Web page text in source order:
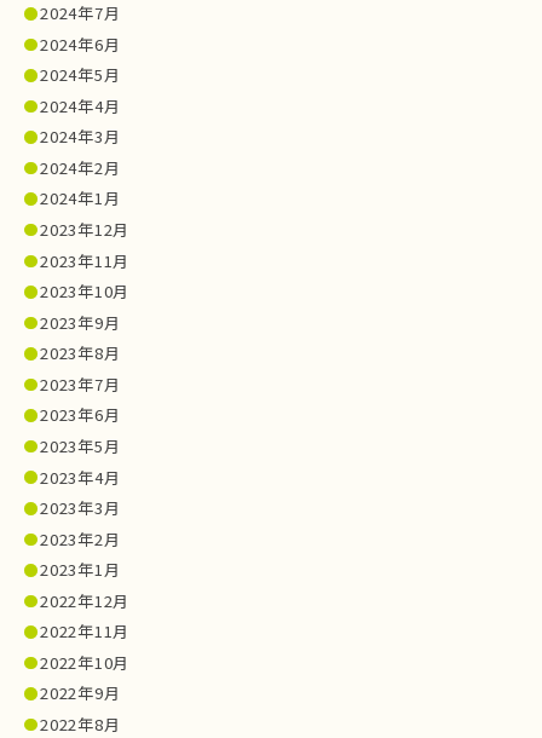
2024年7月
2024年6月
2024年5月
2024年4月
2024年3月
2024年2月
2024年1月
2023年12月
2023年11月
2023年10月
2023年9月
2023年8月
2023年7月
2023年6月
2023年5月
2023年4月
2023年3月
2023年2月
2023年1月
2022年12月
2022年11月
2022年10月
2022年9月
2022年8月